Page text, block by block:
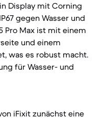
Display mit Corning
gegen Wasser und
Pro Max ist mit einem
und einem
was es robust macht.
für Wasser- und
iFixit zunächst eine